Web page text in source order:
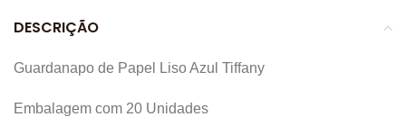
DESCRIÇÃO
Guardanapo de Papel Liso Azul Tiffany
Embalagem com 20 Unidades